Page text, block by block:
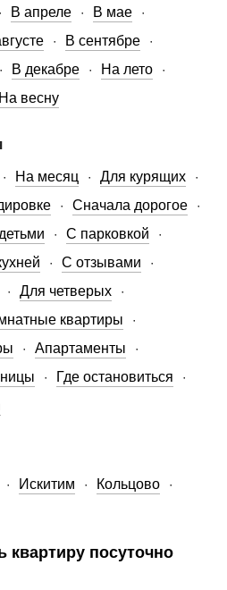
В апреле
В мае
В сентябре
В декабре
На лето
На весну
На месяц
Для курящих
Сначала дорогое
С парковкой
С отзывами
Для четверых
квартиры
Апартаменты
Где остановиться
Искитим
Кольцово
квартиру посуточно